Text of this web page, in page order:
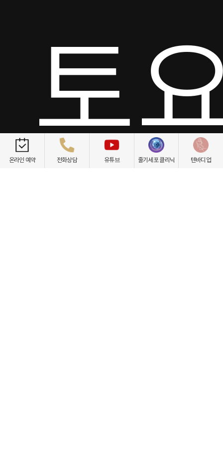
토
온라인 예약 전화상담 유튜브 줄기세포 클리닉 텐바디업